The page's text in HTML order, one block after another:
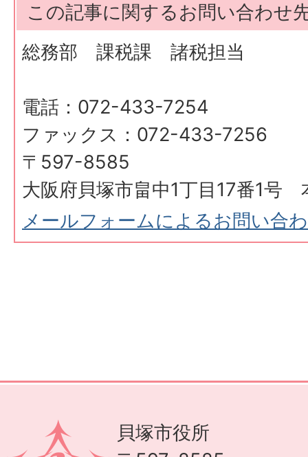
この記事に関するお問い合わせ
総務部 課税課 諸税担当
電話：072-433-7254
ファックス：072-433-7256
〒597-8585
大阪府貝塚市畠中1丁目17番1号
メールフォームによるお問い合
貝塚市役所